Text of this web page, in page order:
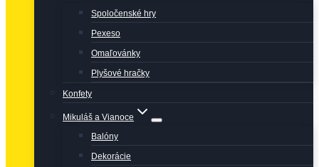
Spoločenské hry
Pexeso
Omaľovánky
Plyšové hračky
Konfety
Mikuláš a Vianoce
Balóny
Dekorácie